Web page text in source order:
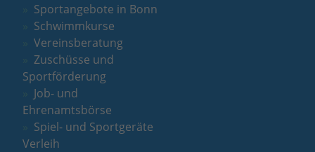
Sportangebote in Bonn
Schwimmkurse
Vereinsberatung
Zuschüsse und
Sportförderung
Job- und
Ehrenamtsbörse
Spiel- und Sportgeräte
Verleih